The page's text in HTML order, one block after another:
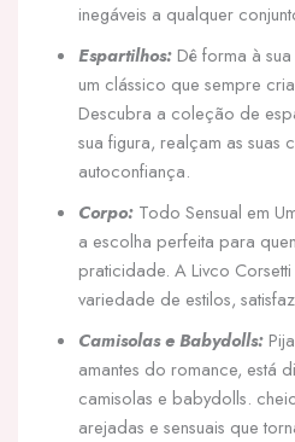
inegáveis a qualquer
Espartilhos: Dê forma à
um clássico que sempre
Descubra a coleção de
sua figura, realçam as suas
autoconfiança.
Corpo: Todo Sensual em
a escolha perfeita para
praticidade. A Livco
variedade de estilos,
Camisolas e Babydolls:
amantes do romance, está
camisolas e babydolls.
arejadas e sensuais que